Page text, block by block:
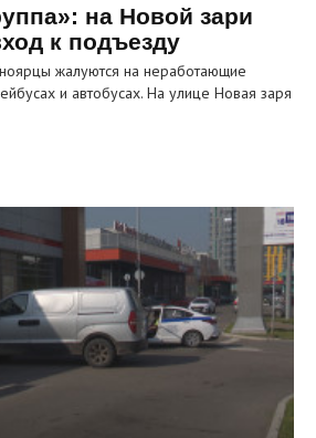
на Новой зари
к подъезду
жалуются на неработающие
и автобусах. На улице Новая заря